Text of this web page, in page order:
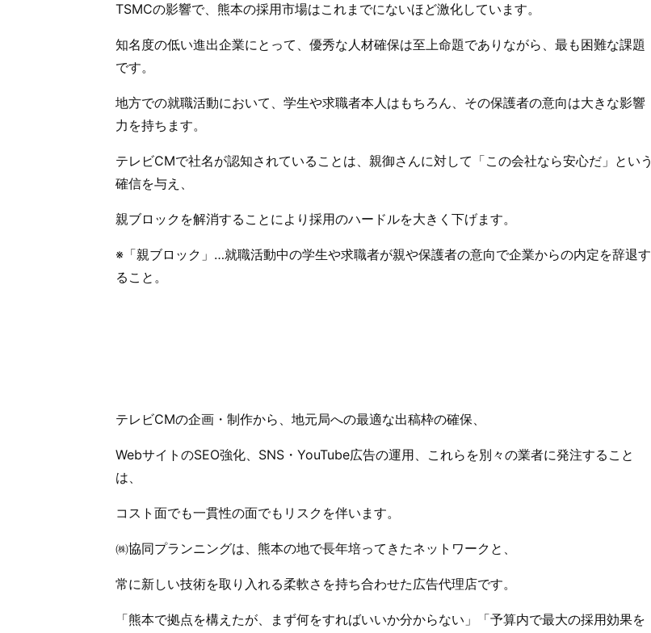
TSMCの影響で、熊本の採用市場はこれまでにないほど激化しています。
知名度の低い進出企業にとって、優秀な人材確保は至上命題でありながら、最も困難な課題
です。
地方での就職活動において、学生や求職者本人はもちろん、その保護者の意向は大きな影響
力を持ちます。
テレビCMで社名が認知されていることは、親御さんに対して「この会社なら安心だ」という
確信を与え、
親ブロックを解消することにより採用のハードルを大きく下げます。
※「親ブロック」…就職活動中の学生や求職者が親や保護者の意向で企業からの内定を辞退す
ること。
テレビCMの企画・制作から、地元局への最適な出稿枠の確保、
WebサイトのSEO強化、SNS・YouTube広告の運用、これらを別々の業者に発注すること
は、
コスト面でも一貫性の面でもリスクを伴います。
㈱協同プランニングは、熊本の地で長年培ってきたネットワークと、
常に新しい技術を取り入れる柔軟さを持ち合わせた広告代理店です。
「熊本で拠点を構えたが、まず何をすればいいか分からない」「予算内で最大の採用効果を